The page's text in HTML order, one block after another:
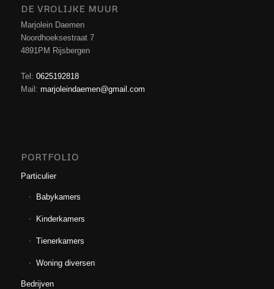
DE VROLIJKE MUUR
Marjolein Daemen
Noordhoeksestraat 7
4891PM Rijsbergen
Tel: 0625192818
Mail: marjoleindaemen@gmail.com
PORTFOLIO
Particulier
Babykamers
Kinderkamers
Tienerkamers
Woning diversen
Bedrijven